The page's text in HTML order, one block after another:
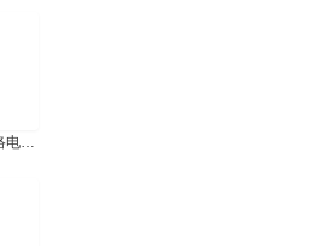
2026年3月24日中国有色网络电视新闻